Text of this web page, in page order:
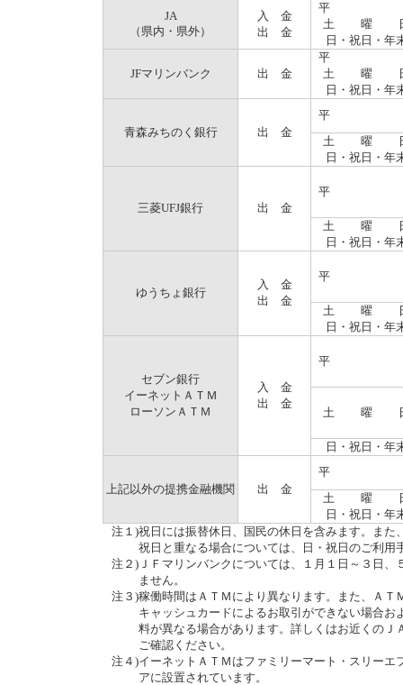
JA
（県内・県外）
入 金
出 金
平
土 曜
日・祝日・年
JFマリンバンク 出 金
平
土 曜
日・祝日・年
青森みちのく銀行 出 金
平
土 曜
日・祝日・年
三菱UFJ銀行 出 金
平
土 曜
日・祝日・年
ゆうちょ銀行
入 金
出 金
平
土 曜
日・祝日・年
セブン銀行
イーネットＡＴＭ
ローソンＡＴＭ
入 金
出 金
平
土 曜
日・祝日・年
上記以外の提携金融機関 出 金
平
土 曜
日・祝日・年
注１)祝日には振替休日、国民の休日を含みます。また
祝日と重なる場合については、日・祝日のご利用
注２) ＪＦマリンバンクについては、１月１日～３日
ません。
注３)稼働時間はＡＴＭにより異なります。また、ＡＴ
キャッシュカードによるお取引ができない場合お
料が異なる場合があります。詳しくはお近くのＪ
ご確認ください。
注４)イーネットＡＴＭはファミリーマート・スリーエ
アに設置されています。